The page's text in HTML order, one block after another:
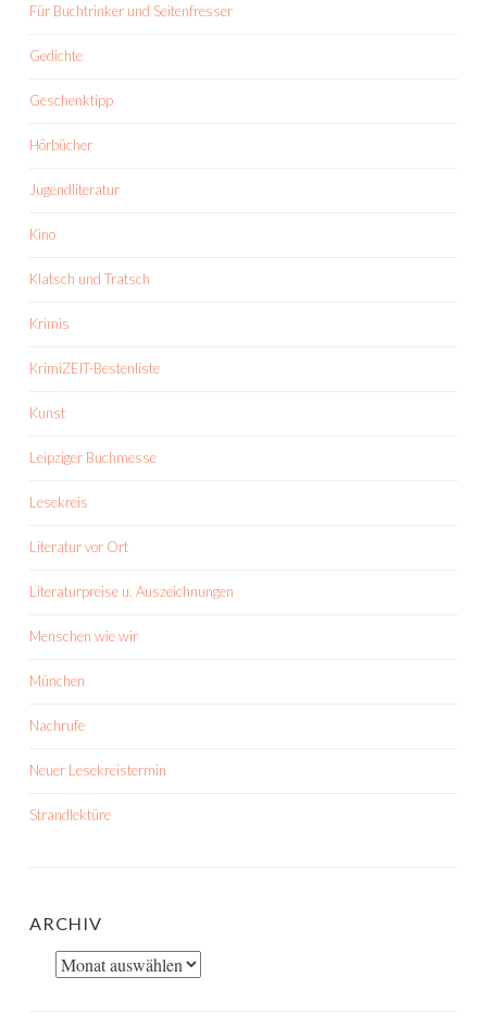
Für Buchtrinker und Seitenfresser
Gedichte
Geschenktipp
Hörbücher
Jugendliteratur
Kino
Klatsch und Tratsch
Krimis
KrimiZEIT-Bestenliste
Kunst
Leipziger Buchmesse
Lesekreis
Literatur vor Ort
Literaturpreise u. Auszeichnungen
Menschen wie wir
München
Nachrufe
Neuer Lesekreistermin
Strandlektüre
ARCHIV
Archiv